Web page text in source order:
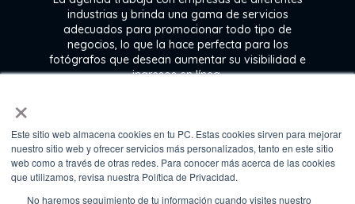
×
Este sitio web almacena cookies en tu PC. Estas cookies sirven para mejorar
nuestro sitio web y ofrecer servicios más personalizados, tanto en este sitio
web como a través de otras redes. Para conocer más acerca de las cookies
que utilizamos, revisa nuestra Política de Privacidad.
No haremos seguimiento de tu información cuando visites nuestro
industrias y brinda una gama de servicios
adecuados para promocionar todo tipo de
negocios, lo que la hace perfecta para los
fotógrafos que desean aumentar su visibilidad e
ingresos en línea.
Kate Gross
Marketing & graphic design assistant at
Fixthephoto